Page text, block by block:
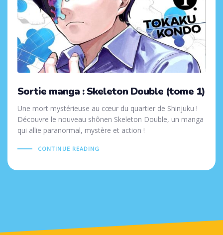
Sortie manga : Skeleton Double (tome 1)
Une mort mystérieuse au cœur du quartier de Shinjuku !
Découvre le nouveau shônen Skeleton Double, un manga
qui allie paranormal, mystère et action !
CONTINUE READING